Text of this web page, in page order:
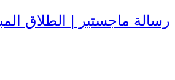
رسالة ماجستير | الطلاق